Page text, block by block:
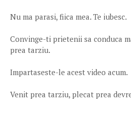
Nu ma parasi, fiica mea. Te iubesc.
Convinge-ti prietenii sa conduca
prea tarziu.
Impartaseste-le acest video acum.
Venit prea tarziu, plecat prea